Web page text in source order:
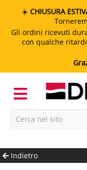
☀️ CHIUSURA
Gli ordini ricevuti
con qualche
Indietro